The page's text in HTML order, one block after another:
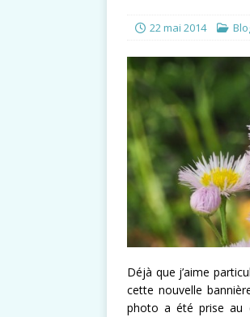
22 mai 2014
Déjà que j’aime
cette nouvelle
photo a été prise au